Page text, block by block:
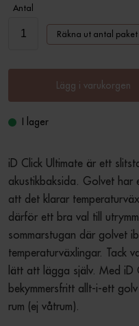
Antal
Räkna ut antal paket
Lägg i varukorgen
I lager
iD Click Ultimate är ett
akustikbaksida. Golvet har
att det klarar
därför ett bra val till
sommarstugan där golvet
temperaturväxlingar. Tack
lätt att lägga själv. Med iD
bekymmersfritt allt-i-ett
rum (ej våtrum).